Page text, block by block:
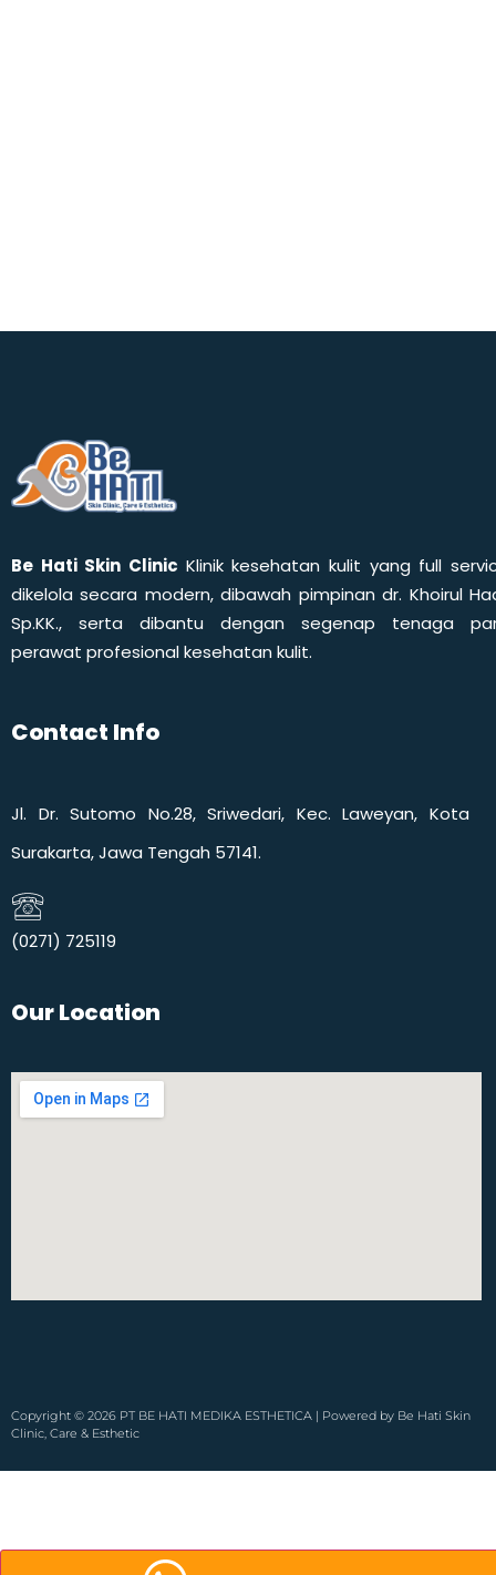
Be Hati Skin Clinic Klinik kesehatan kulit yang full
dikelola secara modern, dibawah pimpinan dr. Khoirul
Sp.KK., serta dibantu dengan segenap tenaga
perawat profesional kesehatan kulit.
Contact Info
Jl. Dr. Sutomo No.28, Sriwedari, Kec. Laweyan, Kota
Surakarta, Jawa Tengah 57141.
(0271) 725119​
Our Location
Copyright © 2026 PT BE HATI MEDIKA ESTHETICA | Powered by Be Hati Skin
Clinic, Care & Esthetic